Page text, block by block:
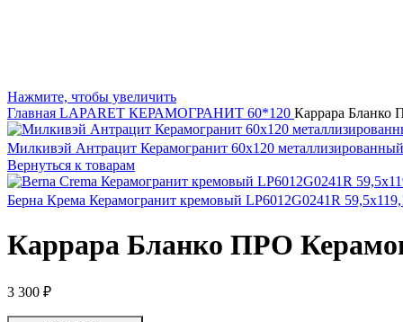
Нажмите, чтобы увеличить
Главная LAPARET КЕРАМОГРАНИТ 60*120 Каррара Бланко
Милкивэй Антрацит Керамогранит 60х120 металлизированный
Вернуться к товарам
Берна Крема Керамогранит кремовый LP6012G0241R
Каррара Бланко ПРО
3 300 ₽